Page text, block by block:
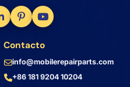
Contacto
info@mobilerepairparts.com
+86 181 9204 10204